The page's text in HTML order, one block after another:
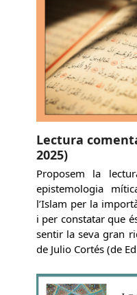
Lectura
2025)
Proposem la
epistemologia
l’Islam per la
i per constatar que
sentir la seva gran
de Julio Cortés (de